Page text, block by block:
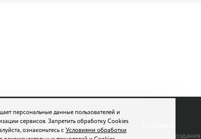
персональные данные пользователей и
сервисов. Запретить обработку Cookies
ознакомьтесь сУсловиями обработки
А
Афиша и билеты
Шоу
История создания